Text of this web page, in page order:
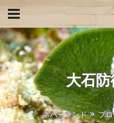
大石
ネバーランド ブ